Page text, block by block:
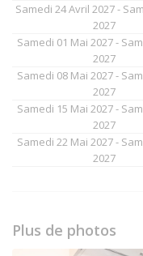
Samedi 24 Avril 2027 -
2027
Samedi 01 Mai 2027 -
2027
Samedi 08 Mai 2027 -
2027
Samedi 15 Mai 2027 -
2027
Samedi 22 Mai 2027 -
2027
Plus de photos